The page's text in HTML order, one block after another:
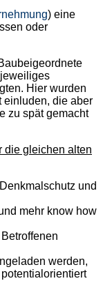
) eine
oder
Hier wurden
einluden, die aber
zu spät gemacht
die gleichen alten
und
mehr know how
werden,